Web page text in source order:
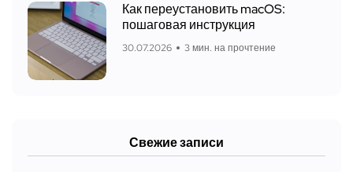
Как переустановить macOS:
пошаговая инструкция
30.07.2026 3 мин. на прочтение
Свежие записи